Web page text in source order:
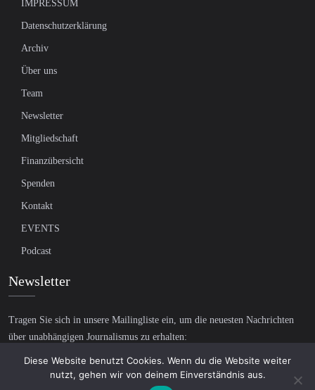
IMPRESSUM
Datenschutzerklärung
Archiv
Über uns
Team
Newsletter
Mitgliedschaft
Finanzübersicht
Spenden
Kontakt
EVENTS
Podcast
Newsletter
Tragen Sie sich in unsere Mailingliste ein, um die neuesten Nachrichten
über unabhängigen Journalismus zu erhalten:
Diese Website benutzt Cookies. Wenn du die Website weiter
nutzt, gehen wir von deinem Einverständnis aus.